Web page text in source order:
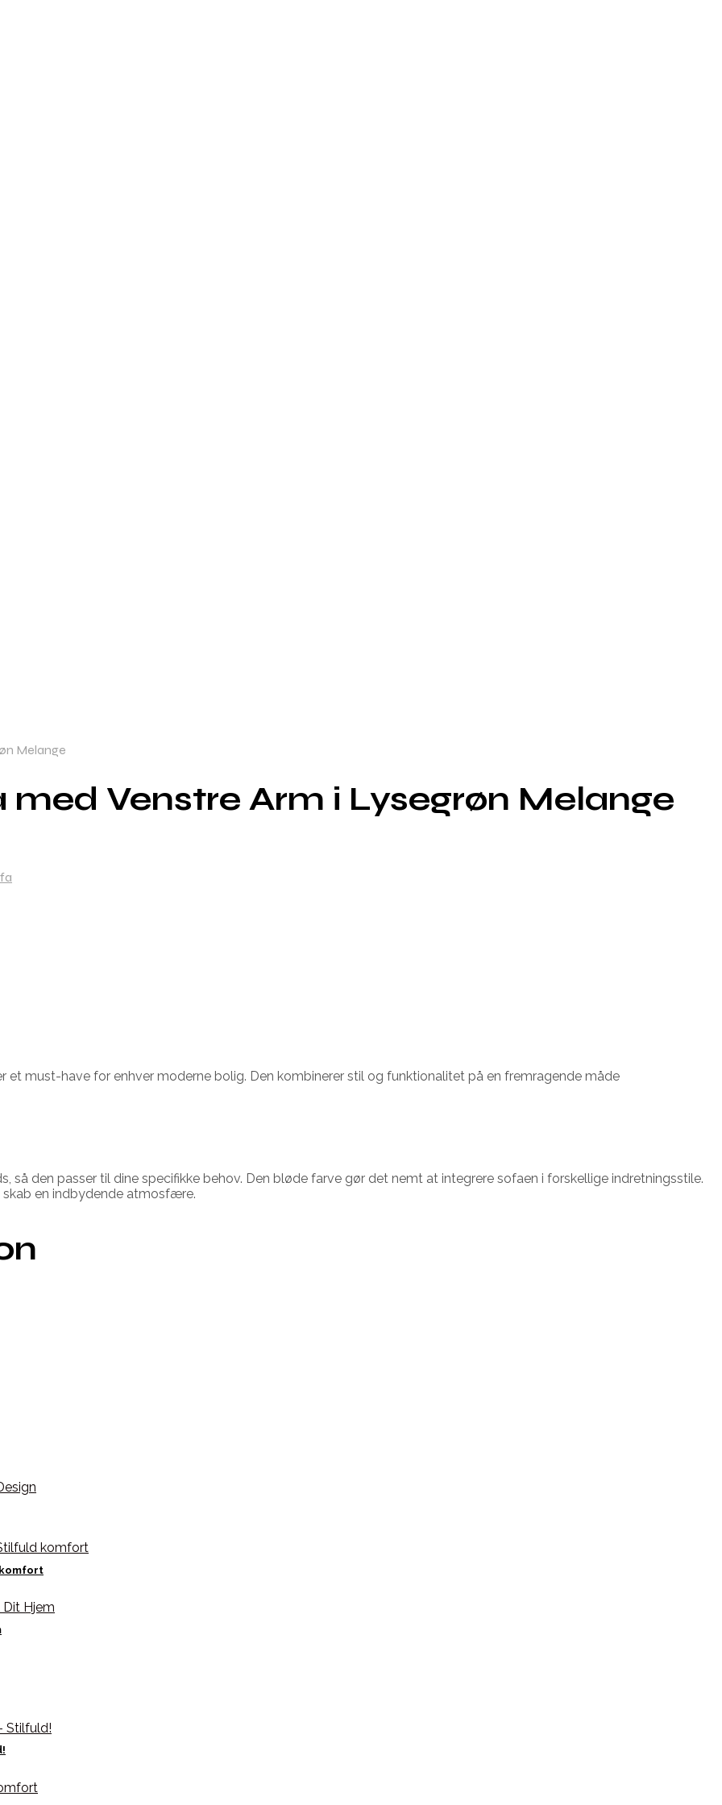
Melange
Venstre Arm i Lysegrøn Melange
et must-have for enhver moderne bolig. Den kombinerer stil og funktionalitet på en fremragende måde
så den passer til dine specifikke behov. Den bløde farve gør det nemt at integrere sofaen i forskellige indretningsstile.
en indbydende atmosfære.